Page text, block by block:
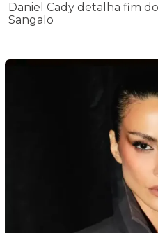
Daniel Cady detalha fim
Sangalo